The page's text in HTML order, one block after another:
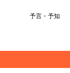
予言・予知